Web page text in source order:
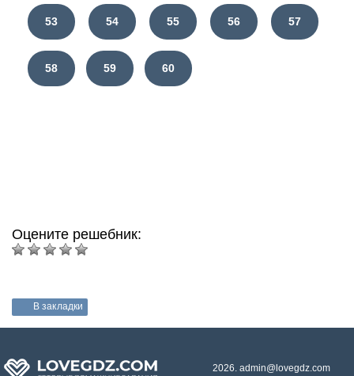
53 54 55 56 57
58 59 60
Оцените решебник:
В закладки
2026. admin@lovegdz.com